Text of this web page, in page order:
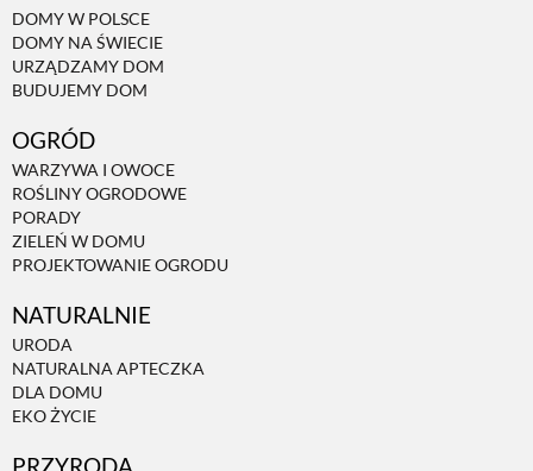
DOMY W POLSCE
DOMY NA ŚWIECIE
URZĄDZAMY DOM
BUDUJEMY DOM
OGRÓD
WARZYWA I OWOCE
ROŚLINY OGRODOWE
PORADY
ZIELEŃ W DOMU
PROJEKTOWANIE OGRODU
NATURALNIE
URODA
NATURALNA APTECZKA
DLA DOMU
EKO ŻYCIE
PRZYRODA